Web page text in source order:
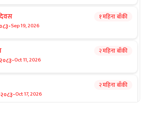
-Sep 19, 2026
१ महिना बाँकी
-Oct 11, 2026
२ महिना बाँकी
-Oct 17, 2026
२ महिना बाँकी